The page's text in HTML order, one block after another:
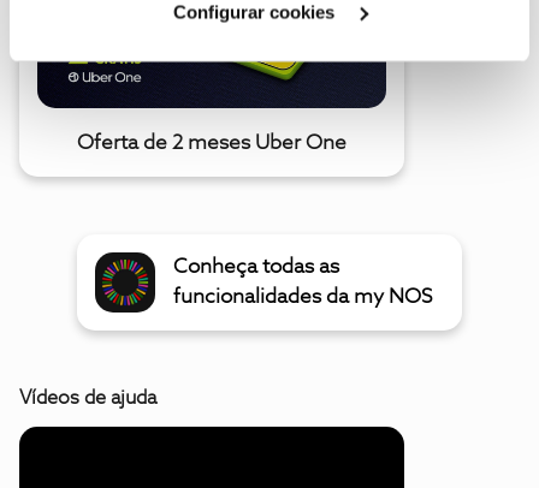
Configurar cookies
Oferta de 2 meses Uber One
Conheça todas as
funcionalidades da my NOS
Vídeos de ajuda